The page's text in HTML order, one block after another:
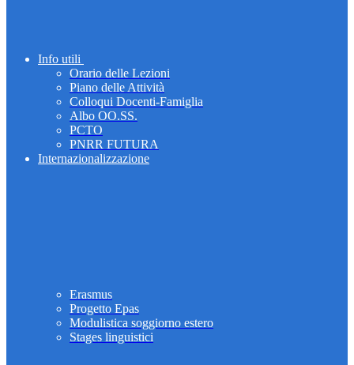
Info utili
Orario delle Lezioni
Piano delle Attività
Colloqui Docenti-Famiglia
Albo OO.SS.
PCTO
PNRR FUTURA
Internazionalizzazione
Erasmus
Progetto Epas
Modulistica soggiorno estero
Stages linguistici